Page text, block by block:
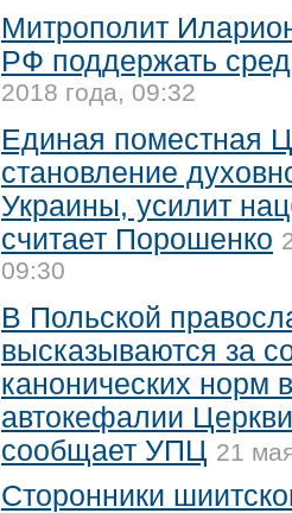
Митрополит
РФ поддержать
2018 года, 09:32
Единая поместная
становление
Украины, усилит
считает Порошенко
09:30
В Польской
высказываются за
канонических норм
автокефалии
сообщает УПЦ 21
Сторонники